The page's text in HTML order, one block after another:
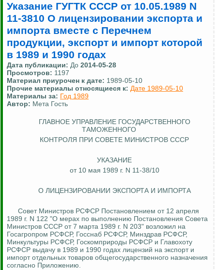
Указание ГУГТК СССР от 10.05.1989 N
11-3810 О лицензировании экспорта и
импорта вместе с Перечнем
продукции, экспорт и импорт которой
в 1989 и 1990 годах
Дата публикации: До 2014-05-28
Просмотров: 1197
Материал приурочен к дате: 1989-05-10
Прочие материалы относящиеся к: Дате 1989-05-10
Материалы за: Год 1989
Автор: Мета Гость
ГЛАВНОЕ УПРАВЛЕНИЕ ГОСУДАРСТВЕННОГО
ТАМОЖЕННОГО
КОНТРОЛЯ ПРИ СОВЕТЕ МИНИСТРОВ СССР
УКАЗАНИЕ
от 10 мая 1989 г. N 11-38/10
О ЛИЦЕНЗИРОВАНИИ ЭКСПОРТА И ИМПОРТА
Совет Министров РСФСР Постановлением от 12 апреля
1989 г. N 122 "О мерах по выполнению Постановления Совета
Министров СССР от 7 марта 1989 г. N 203" возложил на
Госагропром РСФСР, Госснаб РСФСР, Минздрав РСФСР,
Минкультуры РСФСР, Госкомприроды РСФСР и Главохоту
РСФСР выдачу в 1989 и 1990 годах лицензий на экспорт и
импорт отдельных товаров общегосударственного назначения
согласно Приложению.